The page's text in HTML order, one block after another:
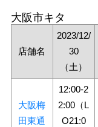
大阪市キタ
店舗名
2023/12/
30
（土）
大阪梅
田東通
12:00-2
2:00（L
O21:0